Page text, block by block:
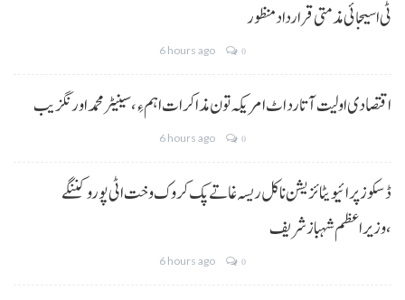
ٹی اسیجائی مذمتی قرارداد منظور
6 hours ago 0
اقتصادی اولیت آتا رد اٹ امریکہ تون مذاکرات اہم ءِ،سینیٹر محمد اورنگزیب
6 hours ago 0
ڈسکوز پرائیویٹائزیشن نا کل ریسہ غاتے پک کروک وخت اٹی پورو کننگے
،وزیراعظم شہباز شریف
6 hours ago 0